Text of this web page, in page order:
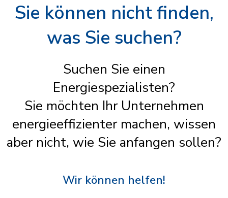
Sie können nicht finden,
was Sie suchen?
Suchen Sie einen
Energiespezialisten?
Sie möchten Ihr Unternehmen
energieeffizienter machen, wissen
aber nicht, wie Sie anfangen sollen?
Wir können helfen!